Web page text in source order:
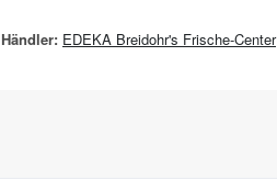
Händler: EDEKA Breidohr's Frische-Center